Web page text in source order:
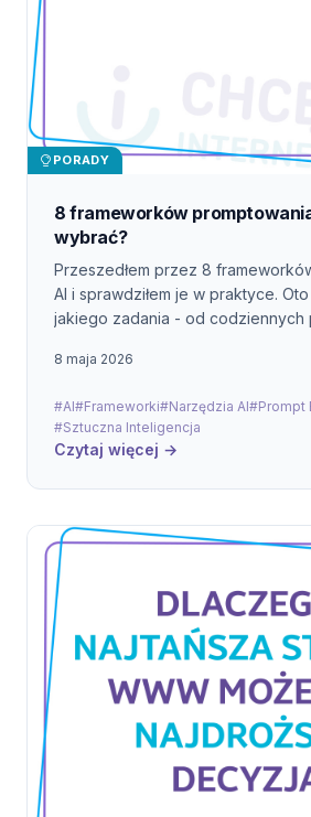
PORADY
8 frameworków
wybrać?
Przeszedłem przez 8
AI i sprawdziłem je w praktyce.
jakiego zadania - od codziennych
8 maja 2026
#AI#Frameworki#Narzędzia AI#Prompt
#Sztuczna Inteligencja
Czytaj więcej →